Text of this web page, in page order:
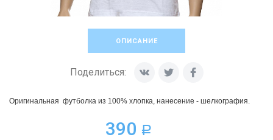
ОПИСАНИЕ
Поделиться:
Оригинальная футболка из 100% хлопка, нанесение - шелкография.
390 a